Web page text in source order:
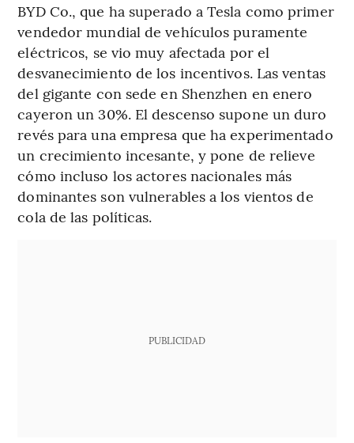
BYD Co., que ha superado a Tesla como primer
vendedor mundial de vehículos puramente
eléctricos, se vio muy afectada por el
desvanecimiento de los incentivos. Las ventas
del gigante con sede en Shenzhen en enero
cayeron un 30%. El descenso supone un duro
revés para una empresa que ha experimentado
un crecimiento incesante, y pone de relieve
cómo incluso los actores nacionales más
dominantes son vulnerables a los vientos de
cola de las políticas.
PUBLICIDAD